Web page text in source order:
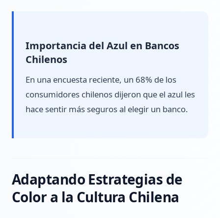
Importancia del Azul en Bancos
Chilenos
En una encuesta reciente, un 68% de los
consumidores chilenos dijeron que el azul les
hace sentir más seguros al elegir un banco.
Adaptando Estrategias de
Color a la Cultura Chilena